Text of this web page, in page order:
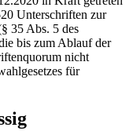
Unterschriften zur
35 Abs. 5 des
bis zum Ablauf der
nicht
für